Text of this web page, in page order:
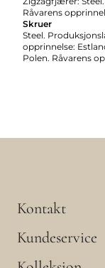
Råvarens
Skruer
Steel.
opprinnelse:
Polen. Råvarens
Kontakt
Kundeservice